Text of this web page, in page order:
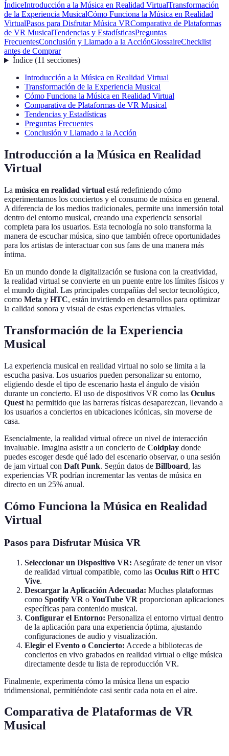
ÍndiceIntroducción a la Música en Realidad VirtualTransformación
de la Experiencia MusicalCómo Funciona la Música en Realidad
VirtualPasos para Disfrutar Música VRComparativa de Plataformas
de VR MusicalTendencias y EstadísticasPreguntas
FrecuentesConclusión y Llamado a la AcciónGlossaireChecklist
antes de Comprar
Índice(11 secciones)
Introducción a la Música en Realidad Virtual
Transformación de la Experiencia Musical
Cómo Funciona la Música en Realidad Virtual
Comparativa de Plataformas de VR Musical
Tendencias y Estadísticas
Preguntas Frecuentes
Conclusión y Llamado a la Acción
Introducción a la Música en Realidad
Virtual
La música en realidad virtual está redefiniendo cómo
experimentamos los conciertos y el consumo de música en general.
A diferencia de los medios tradicionales, permite una inmersión total
dentro del entorno musical, creando una experiencia sensorial
completa para los usuarios. Esta tecnología no solo transforma la
manera de escuchar música, sino que también ofrece oportunidades
para los artistas de interactuar con sus fans de una manera más
íntima.
En un mundo donde la digitalización se fusiona con la creatividad,
la realidad virtual se convierte en un puente entre los límites físicos y
el mundo digital. Las principales compañías del sector tecnológico,
como Meta y HTC, están invirtiendo en desarrollos para optimizar
la calidad sonora y visual de estas experiencias virtuales.
Transformación de la Experiencia
Musical
La experiencia musical en realidad virtual no solo se limita a la
escucha pasiva. Los usuarios pueden personalizar su entorno,
eligiendo desde el tipo de escenario hasta el ángulo de visión
durante un concierto. El uso de dispositivos VR como las Oculus
Quest ha permitido que las barreras físicas desaparezcan, llevando a
los usuarios a conciertos en ubicaciones icónicas, sin moverse de
casa.
Esencialmente, la realidad virtual ofrece un nivel de interacción
invaluable. Imagina asistir a un concierto de Coldplay donde
puedes escoger desde qué lado del escenario observar, o una sesión
de jam virtual con Daft Punk. Según datos de Billboard, las
experiencias VR podrían incrementar las ventas de música en
directo en un 25% anual.
Cómo Funciona la Música en Realidad
Virtual
Pasos para Disfrutar Música VR
Seleccionar un Dispositivo VR: Asegúrate de tener un visor
de realidad virtual compatible, como las Oculus Rift o HTC
Vive.
Descargar la Aplicación Adecuada: Muchas plataformas
como Spotify VR o YouTube VR proporcionan aplicaciones
específicas para contenido musical.
Configurar el Entorno: Personaliza el entorno virtual dentro
de la aplicación para una experiencia óptima, ajustando
configuraciones de audio y visualización.
Elegir el Evento o Concierto: Accede a bibliotecas de
conciertos en vivo grabados en realidad virtual o elige música
directamente desde tu lista de reproducción VR.
Finalmente, experimenta cómo la música llena un espacio
tridimensional, permitiéndote casi sentir cada nota en el aire.
Comparativa de Plataformas de VR
Musical